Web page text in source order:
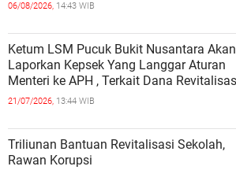
06/08/2026, 14:43 WIB
Ketum LSM Pucuk Bukit Nusantara Akan
Laporkan Kepsek Yang Langgar Aturan
Menteri ke APH , Terkait Dana Revitalisasi
Sekolah
21/07/2026, 13:44 WIB
Triliunan Bantuan Revitalisasi Sekolah,
Rawan Korupsi